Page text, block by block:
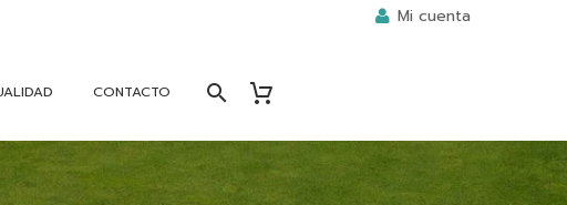
Mi cuenta
CONTACTO